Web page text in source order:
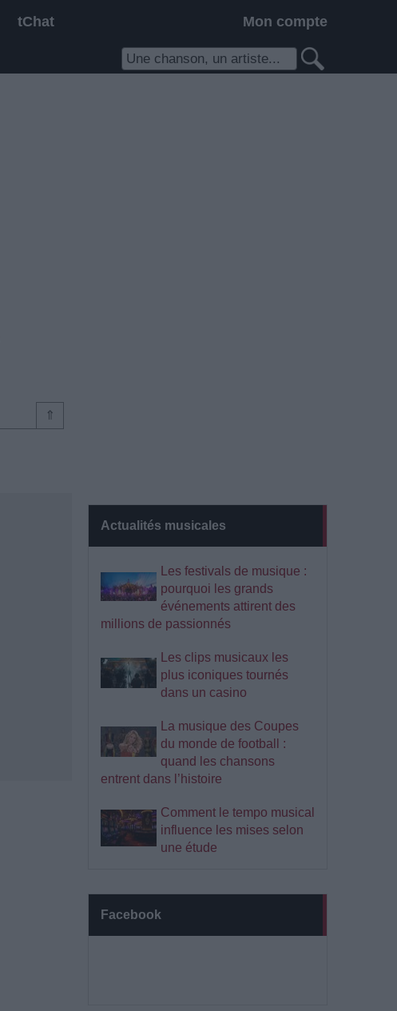
tChat Mon compte
Actualités musicales
Les festivals de musique :
pourquoi les grands
événements attirent des
millions de passionnés
Les clips musicaux les
plus iconiques tournés
dans un casino
La musique des Coupes
du monde de football :
quand les chansons
entrent dans l’histoire
Comment le tempo musical
influence les mises selon
une étude
Facebook
⇑